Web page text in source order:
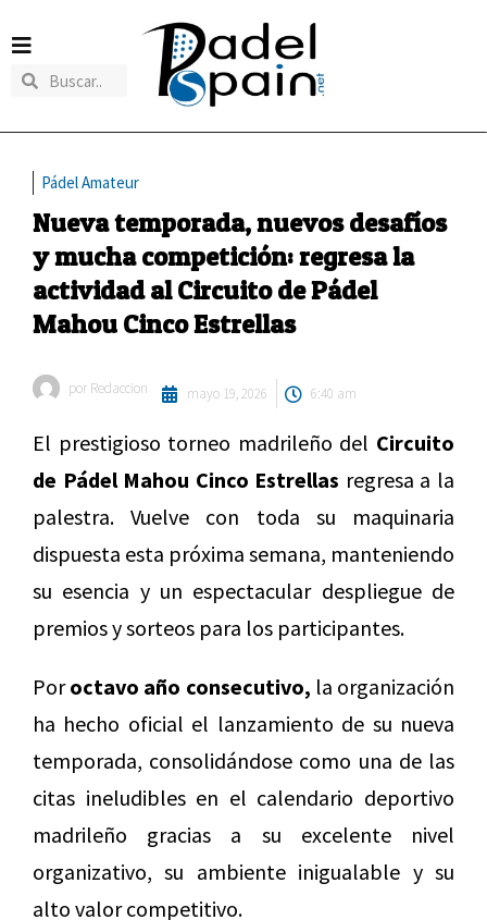
Pádel Amateur
Nueva temporada, nuevos desafíos
y mucha competición: regresa la
actividad al Circuito de Pádel
Mahou Cinco Estrellas
por Redaccion mayo 19, 2026 6:40 am
El prestigioso torneo madrileño del Circuito
de Pádel Mahou Cinco Estrellas regresa a la
palestra. Vuelve con toda su maquinaria
dispuesta esta próxima semana, manteniendo
su esencia y un espectacular despliegue de
premios y sorteos para los participantes.
Poroctavo año consecutivo, la organización
ha hecho oficial el lanzamiento de su nueva
temporada, consolidándose como una de las
citas ineludibles en el calendario deportivo
madrileño gracias a su excelente nivel
organizativo, su ambiente inigualable y su
alto valor competitivo.